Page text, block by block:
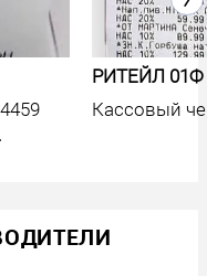
РИТЕЙЛ 01Ф
Кассовый